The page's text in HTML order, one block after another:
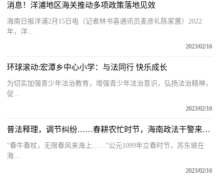
消息！洋浦地区海关推动多项政策落地见效
海南日报洋浦2月15日电（记者林书喜通讯员麦彦礼陈家蕙）2022
年，洋...
2023/02/16
环球滚动:宏潭乡中心小学：与法同行 快乐成长
为切实加强青少年法治教育，增强青少年法治意识，弘扬法治精神，
促...
2023/02/16
普法释理，调节纠纷……春耕农忙时节，海南政法干警来护航
“春牛春杖，无限春风来海上……”公元1099年立春时节，苏东坡在
海...
2023/02/16